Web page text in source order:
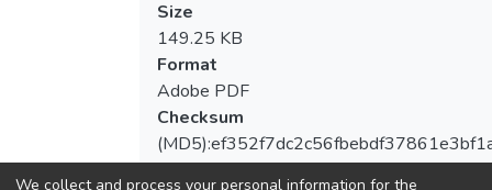
Size
149.25 KB
Format
Adobe PDF
Checksum
We collect and process your personal information for the